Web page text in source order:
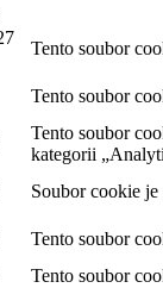
Tento soubor
Tento soubor
Tento soubor
kategorii
Soubor cookie
Tento soubor
Tento soubor